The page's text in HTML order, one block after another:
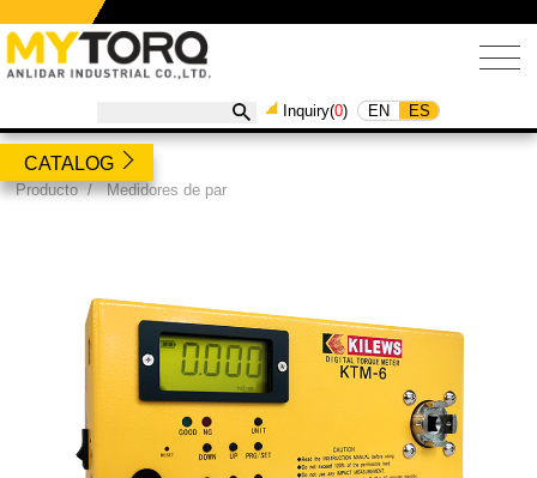
Inquiry(0) EN ES
CATALOG
Producto/Medidores de par